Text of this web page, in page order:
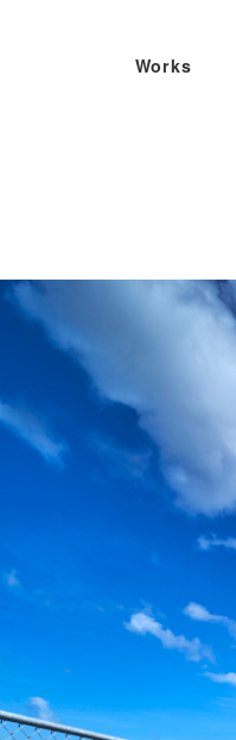
Works